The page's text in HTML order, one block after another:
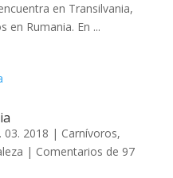
en Transilvania,
en Rumania. En ...
03. 2018 | Carnívoros,
| Comentarios de 97